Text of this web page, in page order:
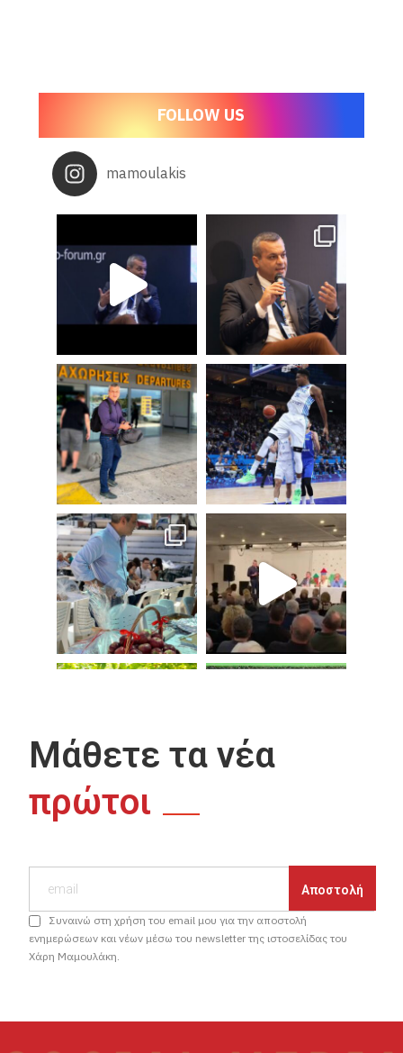
mamoulakis
FOLLOW US
Μάθετε τα νέα
πρώτοι
Συναινώ στη χρήση του email μου για την αποστολή
ενημερώσεων και νέων μέσω του newsletter της ιστοσελίδας του
Χάρη Μαμουλάκη.